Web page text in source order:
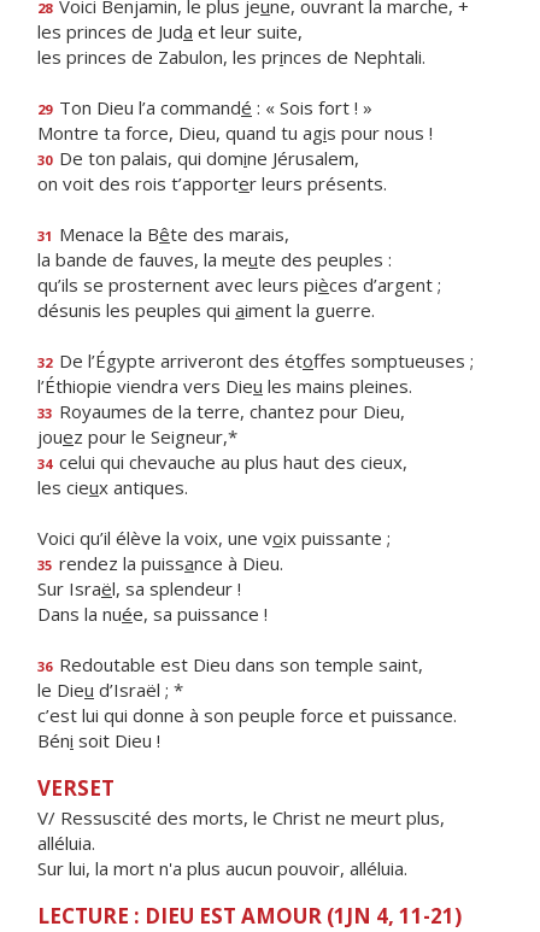
28 Voici Benjamin, le plus jeune, ouvrant la marche, +
les princes de Juda et leur suite,
les princes de Zabulon, les princes de Nephtali.
29 Ton Dieu l’a commandé : « Sois fort ! »
Montre ta force, Dieu, quand tu agis pour nous !
30 De ton palais, qui domine Jérusalem,
on voit des rois t’apporter leurs présents.
31 Menace la Bête des marais,
la bande de fauves, la meute des peuples :
qu’ils se prosternent avec leurs pièces d’argent ;
désunis les peuples qui aiment la guerre.
32 De l’Égypte arriveront des étoffes somptueuses ;
l’Éthiopie viendra vers Dieu les mains pleines.
33 Royaumes de la terre, chantez pour Dieu,
jouez pour le Seigneur,*
34 celui qui chevauche au plus haut des cieux,
les cieux antiques.
Voici qu’il élève la voix, une voix puissante ;
35 rendez la puissance à Dieu.
Sur Israël, sa splendeur !
Dans la nuée, sa puissance !
36 Redoutable est Dieu dans son temple saint,
le Dieu d’Israël ; *
c’est lui qui donne à son peuple force et puissance.
Béni soit Dieu !
VERSET
V/ Ressuscité des morts, le Christ ne meurt plus,
alléluia.
Sur lui, la mort n'a plus aucun pouvoir, alléluia.
LECTURE : DIEU EST AMOUR (1JN 4, 11-21)